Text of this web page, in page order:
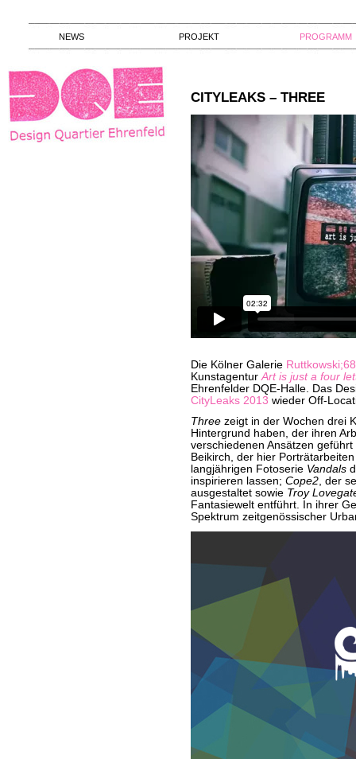
NEWS PROJEKT PROGRAMM
CITYLEAKS – THREE
Die Kölner Galerie Ruttkowski;68
Kunstagentur Art is just a four
Ehrenfelder DQE-Halle. Das
CityLeaks 2013 wieder Off-
Three zeigt in der Wochen drei
Hintergrund haben, der ihren
verschiedenen Ansätzen
Beikirch, der hier
langjährigen Fotoserie Vandals
inspirieren lassen; Cope2 , der
ausgestaltet sowie Troy
Fantasiewelt entführt. In ihrer
Spektrum zeitgenössischer